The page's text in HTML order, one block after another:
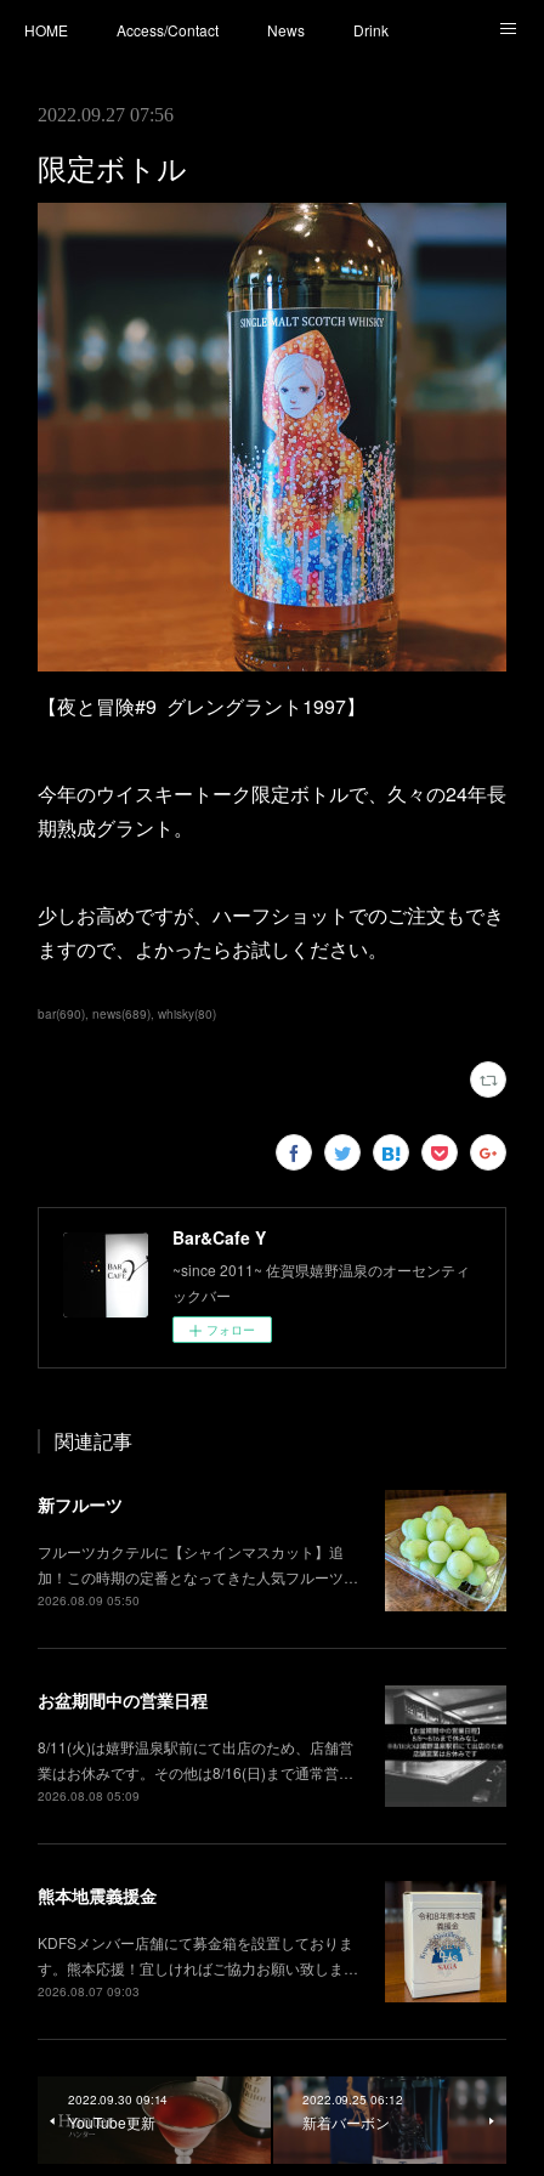
HOME Access/Contact News Drink
2022.09.27 07:56
限定ボトル
【夜と冒険#9 グレングラント1997】
今年のウイスキートーク限定ボトルで、久々の24年長
期熟成グラント。
少しお高めですが、ハーフショットでのご注文もでき
ますので、よかったらお試しください。
bar(690) news(689) whisky(80)
Bar&Cafe Y
~since 2011~ 佐賀県嬉野温泉のオーセンティ
ックバー
フォロー
関連記事
新フルーツ
フルーツカクテルに【シャインマスカット】追
加！この時期の定番となってきた人気フルーツ…
2026.08.09 05:50
お盆期間中の営業日程
8/11(火)は嬉野温泉駅前にて出店のため、店舗営
業はお休みです。その他は8/16(日)まで通常営…
2026.08.08 05:09
熊本地震義援金
KDFSメンバー店舗にて募金箱を設置しておりま
す。熊本応援！宜しければご協力お願い致しま…
2026.08.07 09:03
2022.09.30 09:14
YouTube更新
2022.09.25 06:12
新着バーボン